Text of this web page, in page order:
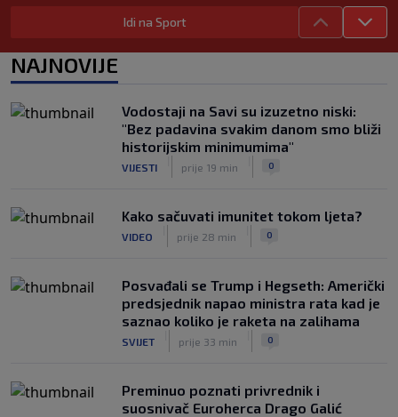
Upitna karijera jednog od najvećih
U trenucima dok je olimpijski šampion
obarao rekord, plamen odnio njegovu
kuću: Preminuo i komšija
OSTALI SPORTOVI
|
5. aug.
Idi na Sport
NAJNOVIJE
Vodostaji na Savi su izuzetno niski:
"Bez padavina svakim danom smo bliži
historijskim minimumima"
VIJESTI prije 19 min 0
Kako sačuvati imunitet tokom ljeta?
VIDEO prije 28 min 0
Posvađali se Trump i Hegseth: Američki
predsjednik napao ministra rata kad je
saznao koliko je raketa na zalihama
SVIJET prije 33 min 0
Preminuo poznati privrednik i
suosnivač Euroherca Drago Galić